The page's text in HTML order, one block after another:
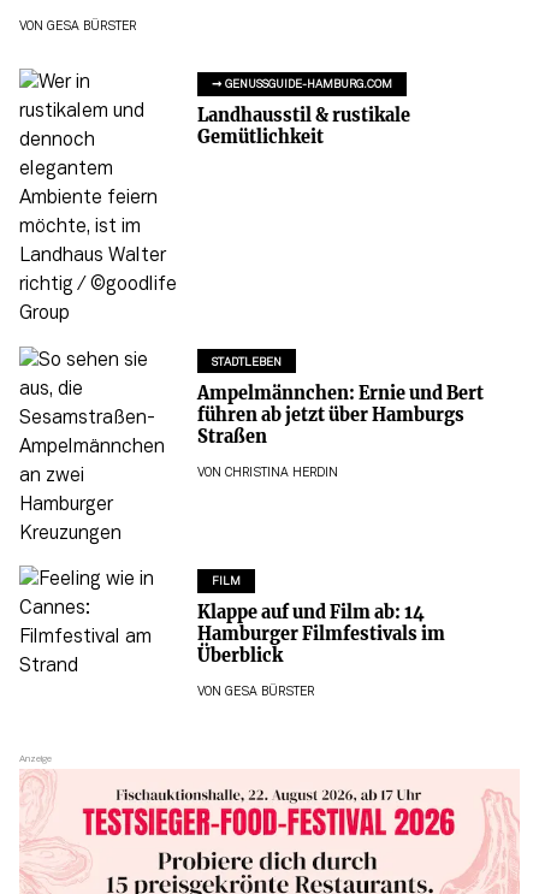
VON GESA BÜRSTER
➞ GENUSSGUIDE-HAMBURG.COM
Landhausstil & rustikale
Gemütlichkeit
STADTLEBEN
Ampelmännchen: Ernie und Bert
führen ab jetzt über Hamburgs
Straßen
VON CHRISTINA HERDIN
FILM
Klappe auf und Film ab: 14
Hamburger Filmfestivals im
Überblick
VON GESA BÜRSTER